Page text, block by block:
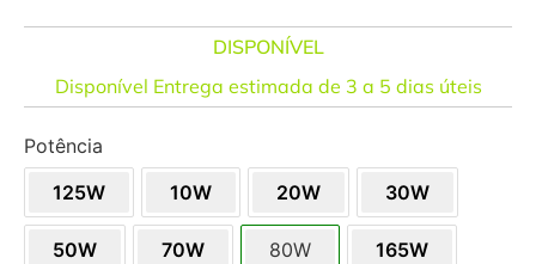
DISPONÍVEL
Disponível Entrega estimada de 3 a 5 dias úteis
Potência
125W
10W 20W 30W
50W 70W 80W 165W